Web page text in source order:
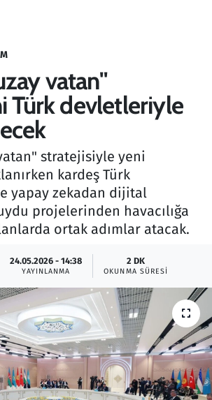
vatan"
Türk devletleriyle
stratejisiyle yeni
kardeş Türk
yapay zekadan dijital
projelerinden havacılığa
ortak adımlar atacak.
24.05.2026 - 14:38
YAYINLANMA
2 DK
OKUNMA SÜRESI